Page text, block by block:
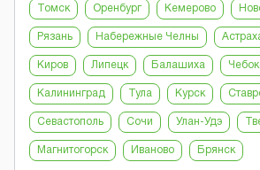
Томск Оренбург Кемерово
Рязань Набережные Челны
Киров Липецк Балашиха
Калининград Тула Курск
Севастополь Сочи Улан-Удэ
Магнитогорск Иваново Брянск